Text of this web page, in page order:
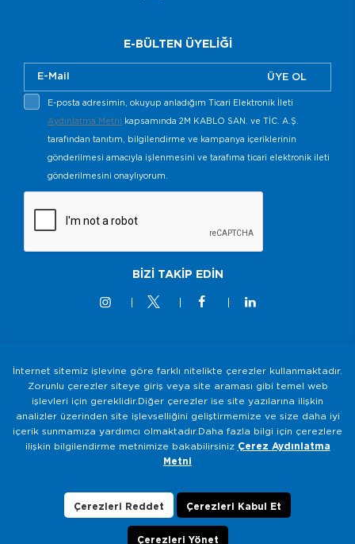
E-BÜLTEN ÜYELİĞİ
ÜYE OL
E-posta adresimin, okuyup anladığım Ticari Elektronik İleti
Aydınlatma Metni kapsamında 2M KABLO SAN. ve TİC. A.Ş.
tarafından tanıtım, bilgilendirme ve kampanya içeriklerinin
gönderilmesi amacıyla işlenmesini ve tarafıma ticari elektronik ileti
gönderilmesini onaylıyorum.
BİZİ TAKİP EDİN
© 2M KABLO 2025 - Tüm Hakkı Saklıdır
Bilgi Toplumu Hizmetleri
Gizlilik ve Güvenlik Politikası
KVKK Aydınlatma Metni
Veri Sahibi Başvuru Formu
İnternet sitemiz işlevine göre farklı nitelikte çerezler kullanmaktadır.
Zorunlu çerezler siteye giriş veya site araması gibi temel web
işlevleri için gereklidir.Diğer çerezler ise site yazılarına ilişkin
analizler üzerinden site işlevselliğini geliştirmemize ve size daha iyi
içerik sunmamıza yardımcı olmaktadır.Daha fazla bilgi için çerezlere
ilişkin bilgilendirme metnimize bakabilirsiniz Çerez Aydınlatma
Metni
Çerezleri Reddet Çerezleri Kabul Et
Çerezleri Yönet